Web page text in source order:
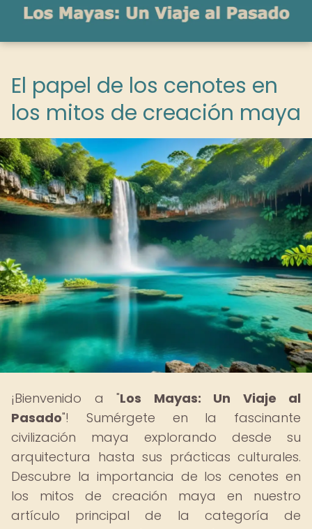
El papel de los cenotes en
los mitos de creación maya
¡Bienvenido a "Los Mayas: Un Viaje al
Pasado"! Sumérgete en la fascinante
civilización maya explorando desde su
arquitectura hasta sus prácticas culturales.
Descubre la importancia de los cenotes en
los mitos de creación maya en nuestro
artículo principal de la categoría de